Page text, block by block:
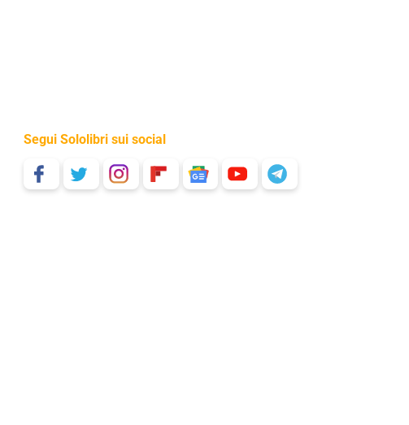
Segui Sololibri sui social